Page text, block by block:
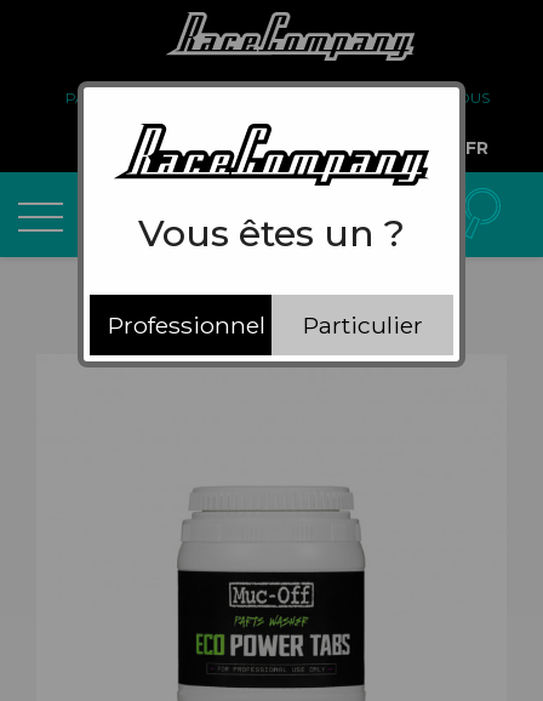
PARTENARIAT
À PROPOS DE NOUS
COMPTE PRO
FR
Vous êtes un ?
Professionnel Particulier